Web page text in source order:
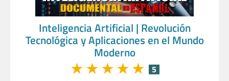
Inteligencia Artificial | Revolución
Tecnológica y Aplicaciones en el Mundo
Moderno
★★★★★ 5